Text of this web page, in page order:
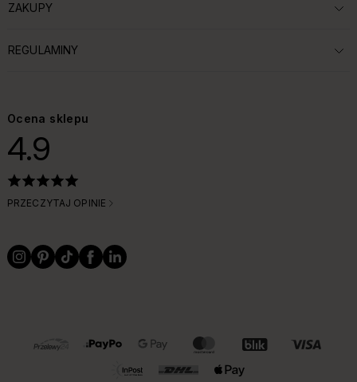
ROZWIŃ SEKCJĘ:
ZAKUPY
ROZWIŃ SEKCJĘ:
REGULAMINY
Ocena sklepu
4.9
PRZECZYTAJ OPINIE
OBSŁUGIWANE FORMY PŁATNOŚCI I DOSTAWY